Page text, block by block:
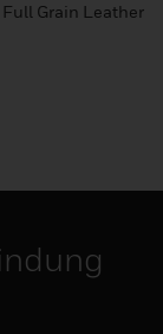
Grain Leather